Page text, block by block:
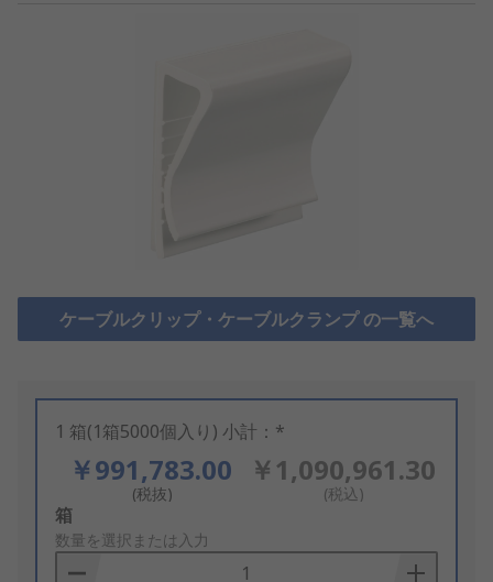
ケーブルクリップ・ケーブルクランプ の一覧へ
1 箱(1箱5000個入り) 小計：*
￥991,783.00
(税抜)
￥1,090,961.30
(税込)
Add
to
Basket
箱
数量を選択または入力